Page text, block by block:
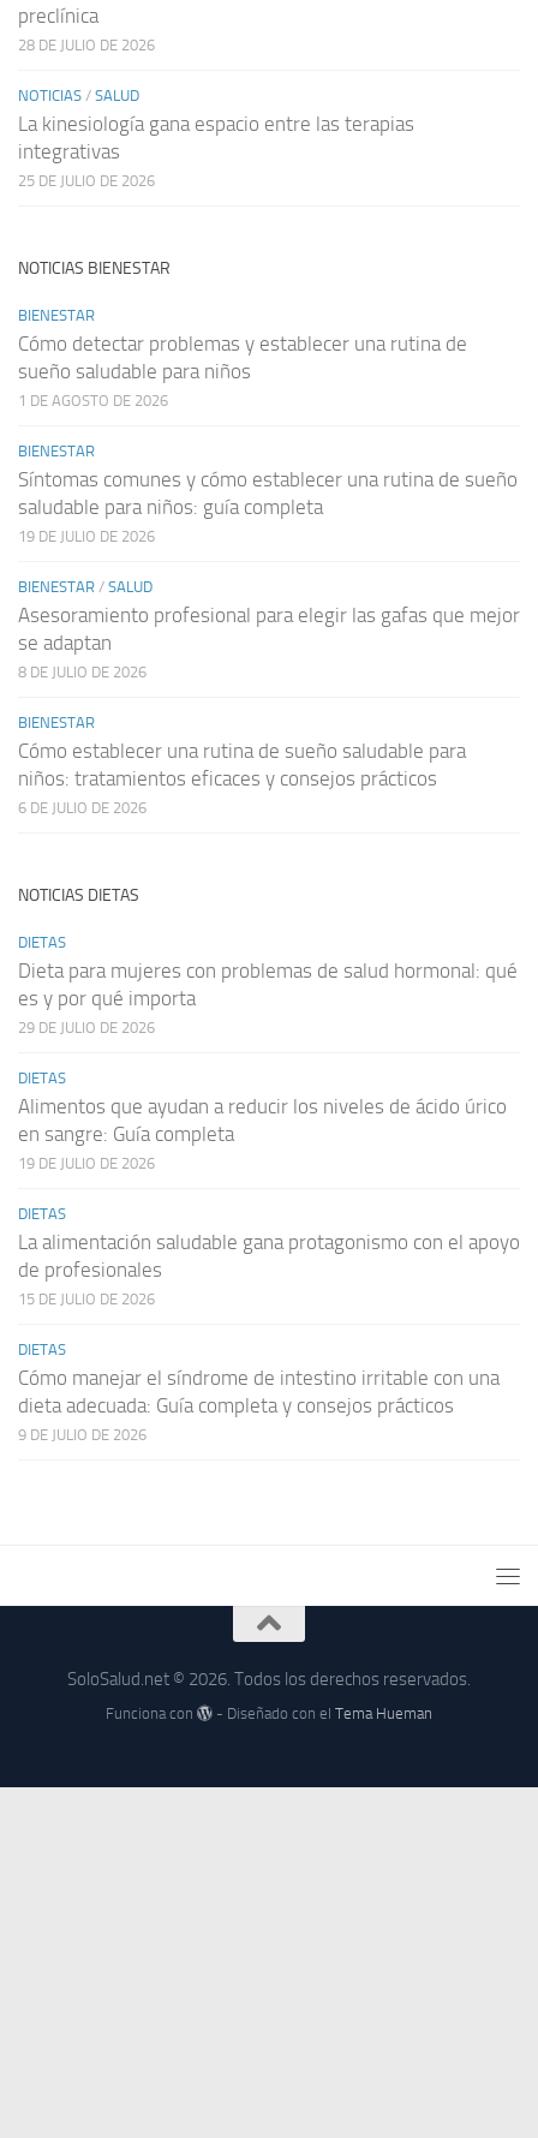
preclínica
28 DE JULIO DE 2026
NOTICIAS / SALUD
La kinesiología gana espacio entre las terapias
integrativas
25 DE JULIO DE 2026
NOTICIAS BIENESTAR
BIENESTAR
Cómo detectar problemas y establecer una rutina de
sueño saludable para niños
1 DE AGOSTO DE 2026
BIENESTAR
Síntomas comunes y cómo establecer una rutina de sueño
saludable para niños: guía completa
19 DE JULIO DE 2026
BIENESTAR / SALUD
Asesoramiento profesional para elegir las gafas que mejor
se adaptan
8 DE JULIO DE 2026
BIENESTAR
Cómo establecer una rutina de sueño saludable para
niños: tratamientos eficaces y consejos prácticos
6 DE JULIO DE 2026
NOTICIAS DIETAS
DIETAS
Dieta para mujeres con problemas de salud hormonal: qué
es y por qué importa
29 DE JULIO DE 2026
DIETAS
Alimentos que ayudan a reducir los niveles de ácido úrico
en sangre: Guía completa
19 DE JULIO DE 2026
DIETAS
La alimentación saludable gana protagonismo con el apoyo
de profesionales
15 DE JULIO DE 2026
DIETAS
Cómo manejar el síndrome de intestino irritable con una
dieta adecuada: Guía completa y consejos prácticos
9 DE JULIO DE 2026
SoloSalud.net © 2026. Todos los derechos reservados.
Funciona con - Diseñado con elTema Hueman